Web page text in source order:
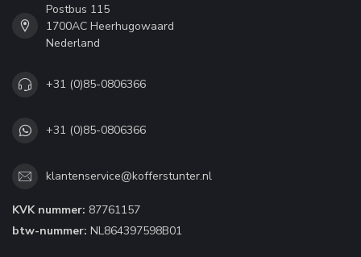
Postbus 115
1700AC Heerhugowaard
Nederland
+31 (0)85-0806366
+31 (0)85-0806366
klantenservice@kofferstunter.nl
KVK nummer: 87761157
btw-nummer: NL864397598B01